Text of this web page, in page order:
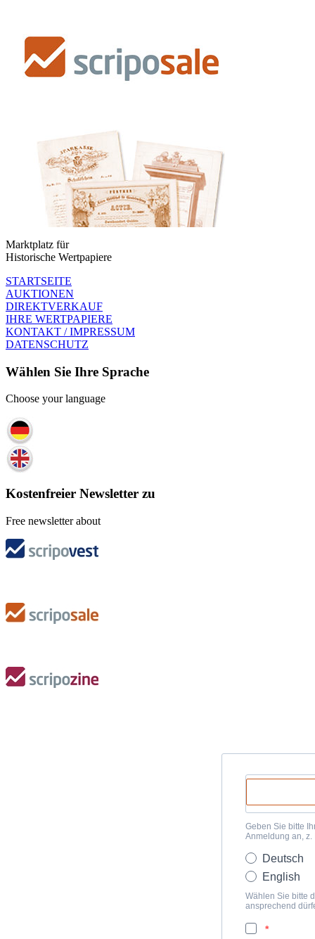
Marktplatz für
Historische Wertpapiere
STARTSEITE
AUKTIONEN
DIREKTVERKAUF
IHRE WERTPAPIERE
KONTAKT / IMPRESSUM
DATENSCHUTZ
Wählen Sie Ihre Sprache
Choose your language
Kostenfreier Newsletter zu
Free newsletter about
Geben Sie bitte
Anmeldung an, z.
Deutsch
English
Wählen Sie bitte
ansprechend